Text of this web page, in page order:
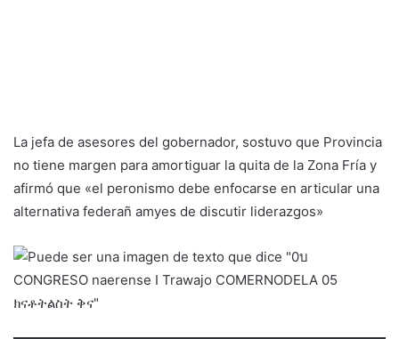
La jefa de asesores del gobernador, sostuvo que Provincia
no tiene margen para amortiguar la quita de la Zona Fría y
afirmó que «el peronismo debe enfocarse en articular una
alternativa federañ amyes de discutir liderazgos»